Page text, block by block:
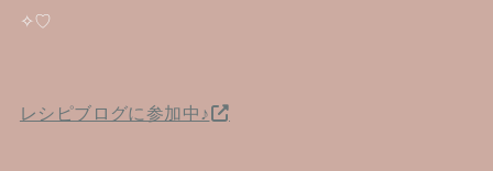
✧♡
レシピブログに参加中♪